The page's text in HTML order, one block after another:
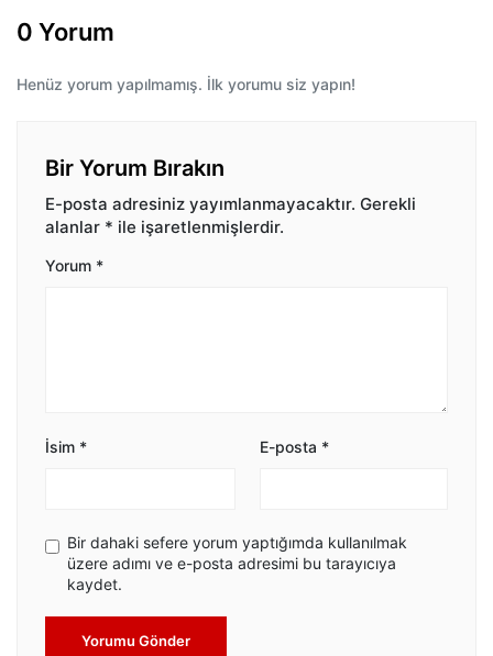
0 Yorum
Henüz yorum yapılmamış. İlk yorumu siz yapın!
Bir Yorum Bırakın
E-posta adresiniz yayımlanmayacaktır. Gerekli
alanlar * ile işaretlenmişlerdir.
Yorum *
İsim * E-posta *
Bir dahaki sefere yorum yaptığımda kullanılmak
üzere adımı ve e-posta adresimi bu tarayıcıya
kaydet.
Yorumu Gönder